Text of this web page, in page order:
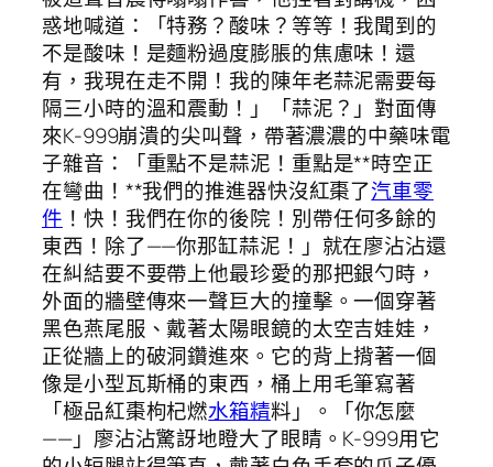
惑地喊道：「特務？酸味？等等！我聞到的
不是酸味！是麵粉過度膨脹的焦慮味！還
有，我現在走不開！我的陳年老蒜泥需要每
隔三小時的溫和震動！」「蒜泥？」對面傳
來K-999崩潰的尖叫聲，帶著濃濃的中藥味電
子雜音：「重點不是蒜泥！重點是**時空正
在彎曲！**我們的推進器快沒紅棗了汽車零
件 ！快！我們在你的後院！別帶任何多餘的
東西！除了——你那缸蒜泥！」就在廖沾沾還
在糾結要不要帶上他最珍愛的那把銀勺時，
外面的牆壁傳來一聲巨大的撞擊。一個穿著
黑色燕尾服、戴著太陽眼鏡的太空吉娃娃，
正從牆上的破洞鑽進來。它的背上揹著一個
像是小型瓦斯桶的東西，桶上用毛筆寫著
「極品紅棗枸杞燃水箱精料」。「你怎麼
——」廖沾沾驚訝地瞪大了眼睛。K-999用它